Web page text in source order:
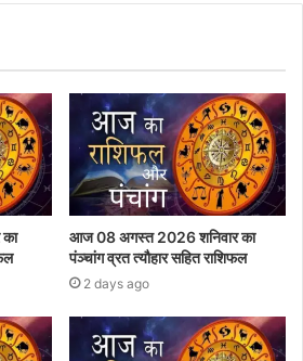
आज 08 अगस्त 2026‌ शनिवार का
पंञ्चांग व्रत त्यौहार सहित राशिफल
2 days ago